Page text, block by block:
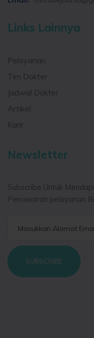
Links Lainnya
Pelayanan
Tim Dokter
Jadwal Dokter
Artikel
Karir
Newsletter
Subscribe Untuk
Penawaran pelayanan
SUBSCRIBE